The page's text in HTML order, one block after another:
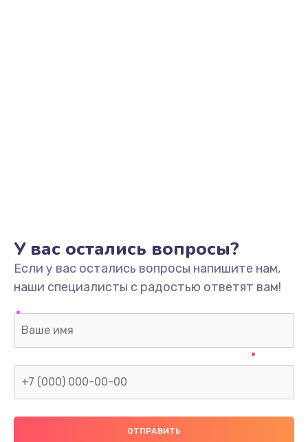
У вас остались вопросы?
Если у вас остались вопросы напишите нам,
наши специалисты с радостью ответят вам!